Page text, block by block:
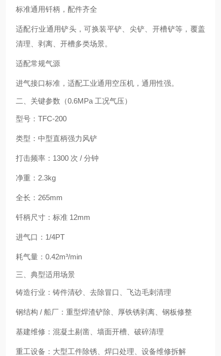
标准通用钎柄，配件齐全
适配行业通用铲头，可换装平铲、尖铲、开槽铲等，覆盖
清理、剥离、开槽多类场景。
适配常规气源
进气接口标准，适配工业通用空压机，通用性强。
二、关键参数（0.6MPa 工况气压）
型号：TFC‑200
类型：中型直柄强力风铲
打击频率：1300 次 / 分钟
净重：2.3kg
全长：265mm
钎柄尺寸：标准 12mm
进气口：1/4PT
耗气量：0.42m³/min
三、典型适用场景
铸造行业：铸件清砂、去除冒口、飞边毛刺清理
钢结构 / 船厂：重型焊渣铲除、厚铁锈剥离、钢板修整
基建维修：混凝土剔凿、墙面开槽、破碎清理
重工设备：大型工件除锈、焊口处理、设备维修拆解